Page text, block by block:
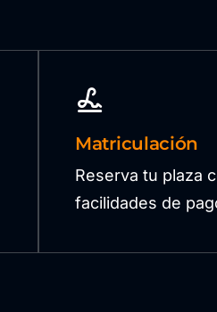
Matriculación
Reserva tu plaza
facilidades de